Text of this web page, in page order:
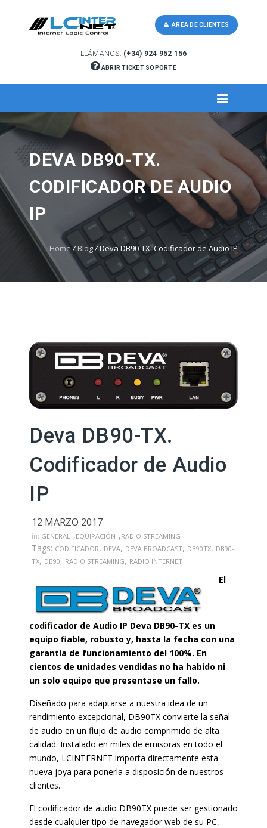
LLÁMANOS: (+34) 924 952 156
ABRIR TICKET SOPORTE
AREA DE CLIENTES
DEVA DB90-TX.
CODIFICADOR DE AUDIO
IP
Home / Blog/Deva DB90-TX. Codificador de Audio IP
Deva DB90-TX.
Codificador de Audio
IP
12 MARZO 2017
in: GENERAL ,EQUIPACIÓN ,RADIO STREAMING
Tags: CODIFICADOR, DEVA, DEVA BROADCAST, DB90TX, DB90-
TX, DB90, RADIO STREAMING, RADIO INTERNET
El
codificador de Audio IP Deva DB90-TX es un
equipo fiable, robusto y, hasta la fecha con una
garantía de funcionamiento del 100%. En
cientos de unidades vendidas no ha habido ni
un solo equipo que presentase un fallo.
Diseñado para adaptarse a nuestra idea de un
rendimiento excepcional, DB90TX convierte la señal
de audio en un flujo de audio comprimido de alta
calidad. Instalado en miles de emisoras en todo el
mundo, LCINTERNET importa directamente esta
nueva joya para ponerla a disposición de nuestros
clientes.
El codificador de audio DB90TX puede ser gestionado
desde cualquier tipo de navegador web de su PC,